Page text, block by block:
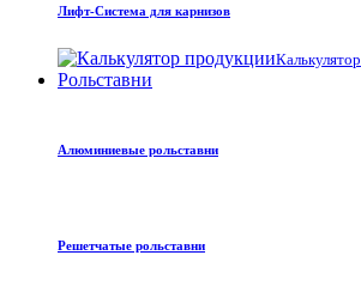
Лифт-Система для карнизов
Калькулятор
Рольставни
Алюминиевые рольставни
Решетчатые рольставни